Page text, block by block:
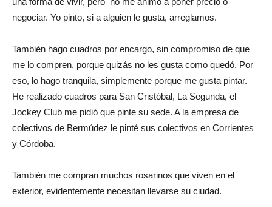
negociar. Yo pinto, si a alguien le gusta, arreglamos.
También hago cuadros por encargo, sin compromiso de que
me lo compren, porque quizás no les gusta como quedó. Por
eso, lo hago tranquila, simplemente porque me gusta pintar.
He realizado cuadros para San Cristóbal, La Segunda, el
Jockey Club me pidió que pinte su sede. A la empresa de
colectivos de Bermúdez le pinté sus colectivos en Corrientes
y Córdoba.
También me compran muchos rosarinos que viven en el
exterior, evidentemente necesitan llevarse su ciudad.